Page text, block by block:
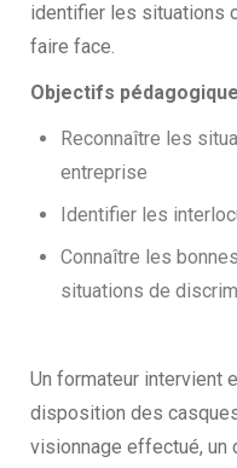
identifier les situations
faire face.
Objectifs
Reconnaître les
entreprise
Identifier les
Connaître les
situations de
Un formateur intervient
disposition des
visionnage effectué, un